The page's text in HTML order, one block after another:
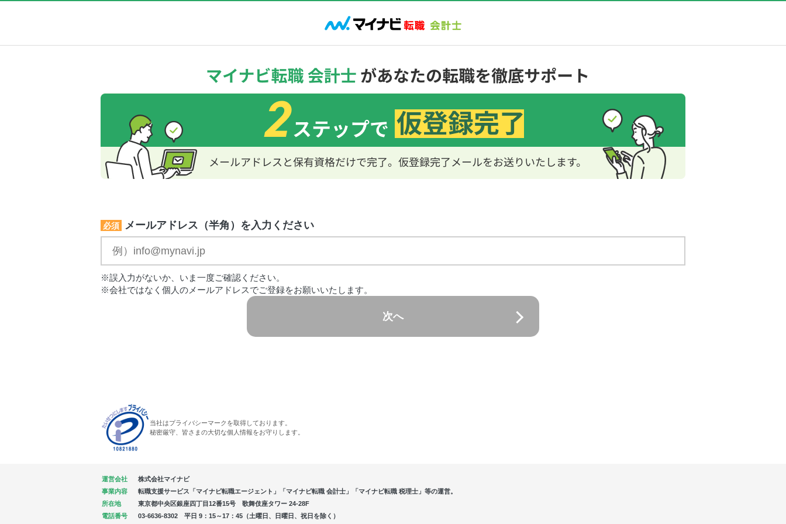
必須 メールアドレス（半角）を入力ください
※誤入力がないか、いま一度ご確認ください。
※会社ではなく個人のメールアドレスでご登録をお願いいたします。
次へ
当社はプライバシーマークを取得しております。
秘密厳守、皆さまの大切な個人情報をお守りします。
運営会社
株式会社マイナビ
事業内容
転職支援サービス「マイナビ転職エージェント」「マイナビ転職 会計士」「マイナビ転職 税理士」等の運営。
所在地
東京都中央区銀座四丁目12番15号 歌舞伎座タワー 24-28F
電話番号
03-6636-8302 平日 9：15～17：45（土曜日、日曜日、祝日を除く）